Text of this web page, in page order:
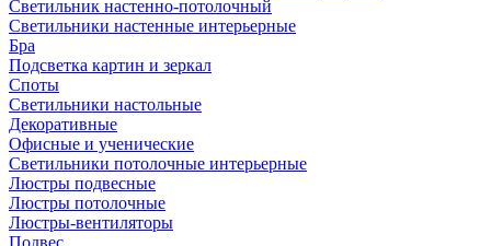
Светильник настенно-потолочный
Светильники настенные интерьерные
Бра
Подсветка картин и зеркал
Споты
Светильники настольные
Декоративные
Офисные и ученические
Светильники потолочные интерьерные
Люстры подвесные
Люстры потолочные
Люстры-вентиляторы
Подвес